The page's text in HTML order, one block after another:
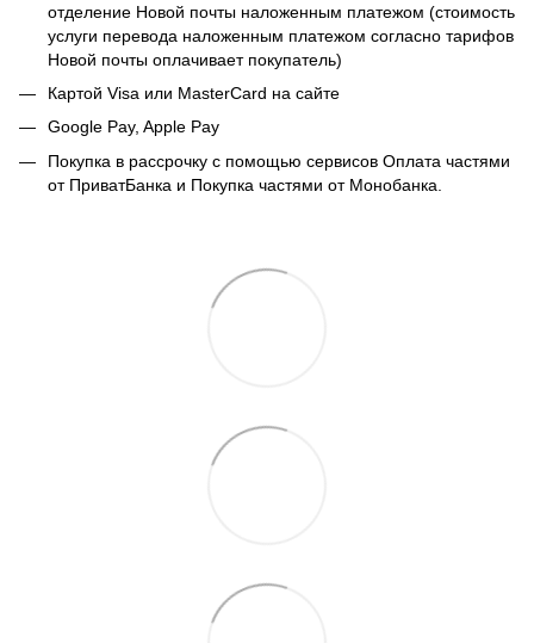
отделение Новой почты наложенным платежом (стоимость
услуги перевода наложенным платежом согласно тарифов
Новой почты оплачивает покупатель)
Картой Visa или MasterCard на сайте
Google Pay, Apple Pay
Покупка в рассрочку с помощью сервисов Оплата частями
от ПриватБанка и Покупка частями от Монобанка.